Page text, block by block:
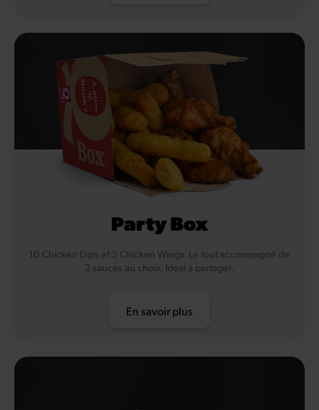
Party Box
10 Chicken Dips et 5 Chicken Wings. Le tout accompagné de
2 sauces au choix. Idéal à partager.
En savoir plus